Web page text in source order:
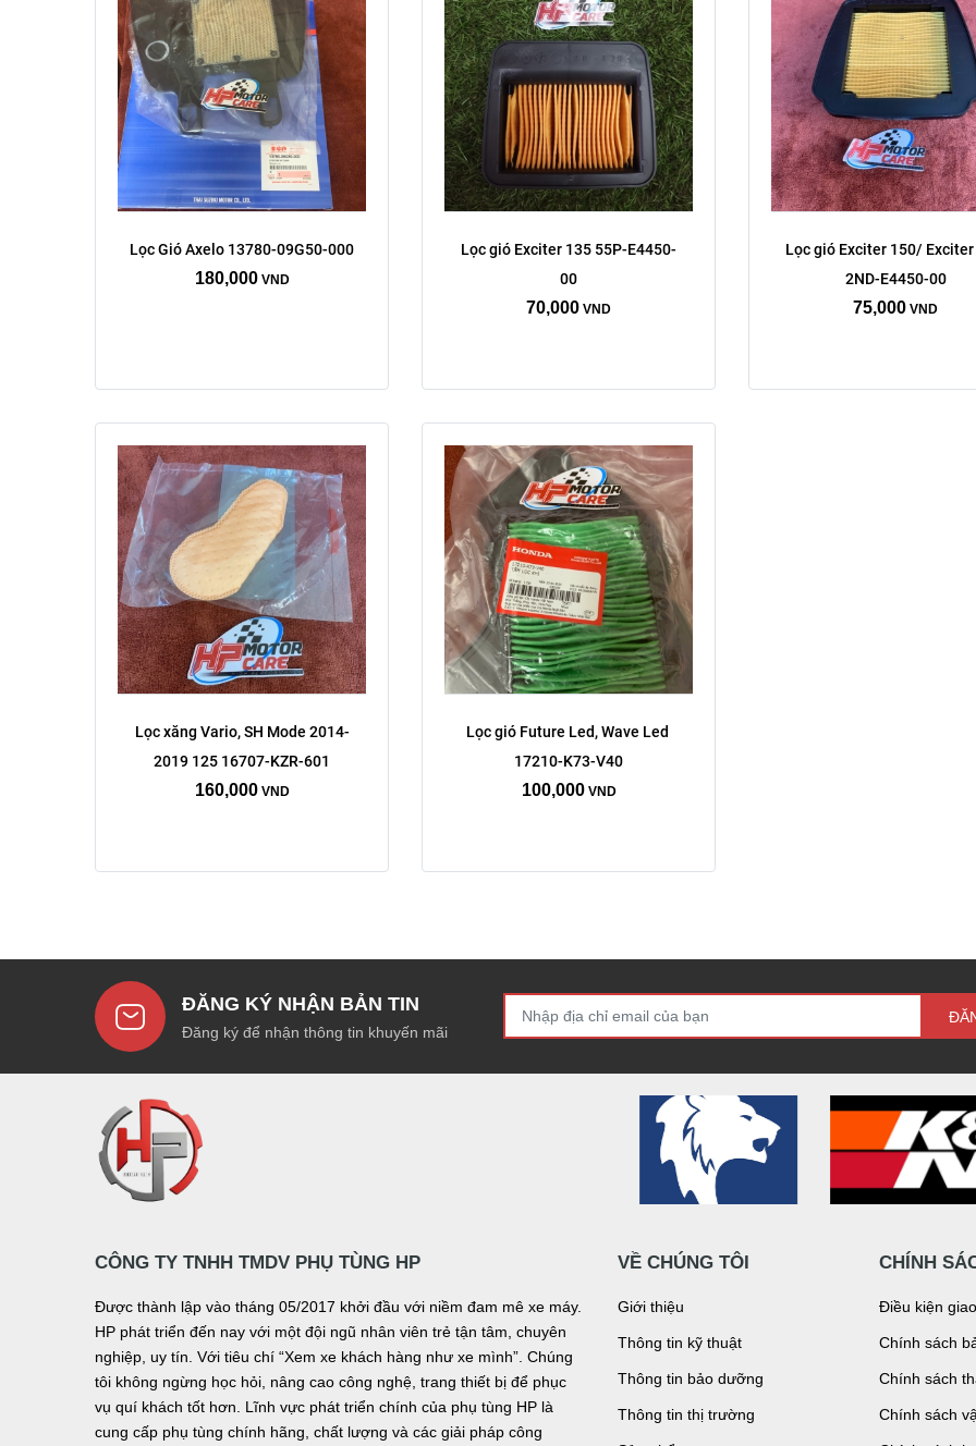
Lọc Gió Axelo 13780-09G50-000
180,000 VND
Lọc gió Exciter 135 55P-E4450-
00
70,000 VND
Lọc gió Exciter 150/ Exciter
2ND-E4450-00
75,000 VND
Lọc xăng Vario, SH Mode 2014-
2019 125 16707-KZR-601
160,000 VND
Lọc gió Future Led, Wave Led
17210-K73-V40
100,000 VND
ĐĂNG KÝ NHẬN BẢN TIN
Đăng ký để nhận thông tin khuyến mãi
CÔNG TY TNHH TMDV PHỤ TÙNG HP
Được thành lập vào tháng 05/2017 khởi đầu với niềm đam mê xe máy.
HP phát triển đến nay với một đội ngũ nhân viên trẻ tận tâm, chuyên
nghiệp, uy tín. Với tiêu chí “Xem xe khách hàng như xe mình”. Chúng
tôi không ngừng học hỏi, nâng cao công nghệ, trang thiết bị để phục
vụ quí khách tốt hơn. Lĩnh vực phát triển chính của phụ tùng HP là
cung cấp phụ tùng chính hãng, chất lượng và các giải pháp công
VỀ CHÚNG TÔI
Giới thiệu
Thông tin kỹ thuật
Thông tin bảo dưỡng
Thông tin thị trường
CHÍNH
Điều kiện
Chính sách
Chính sách
Chính sách